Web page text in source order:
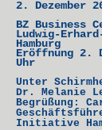
2. Dezember
BZ Business
Ludwig-
Hamburg
Eröffnung 2.
Uhr
Unter
Dr. Melanie
Begrüßung:
Initiative